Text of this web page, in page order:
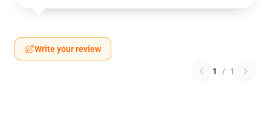
Write your review
1 / 1